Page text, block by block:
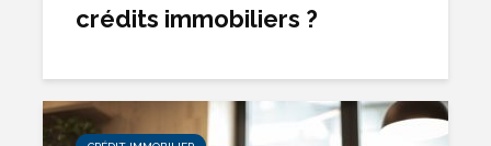
crédits immobiliers ?